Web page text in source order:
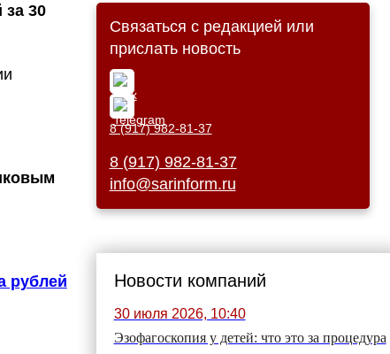
30
рублей
Связаться с редакцией или
прислать новость
8 (917) 982-81-37
8 (917) 982-81-37
info@sarinform.ru
Новости компаний
30 июля 2026, 10:40
Эзофагоскопия у детей: что это за процедура